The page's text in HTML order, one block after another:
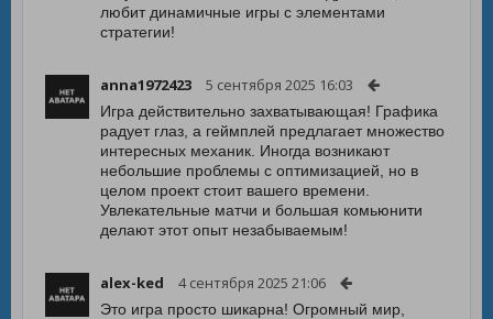
любит динамичные игры с элементами
стратегии!
anna1972423 5 сентября 2025 16:03
Игра действительно захватывающая! Графика
радует глаз, а геймплей предлагает множество
интересных механик. Иногда возникают
небольшие проблемы с оптимизацией, но в
целом проект стоит вашего времени.
Увлекательные матчи и большая комьюнити
делают этот опыт незабываемым!
alex-ked 4 сентября 2025 21:06
Это игра просто шикарна! Огромный мир,